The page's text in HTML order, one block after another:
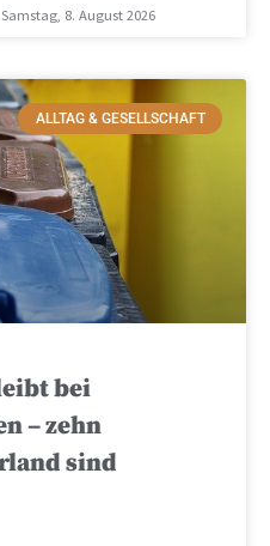
Samstag, 8. August 2026
ALLTAG & GESELLSCHAFT
bei
– zehn
sind